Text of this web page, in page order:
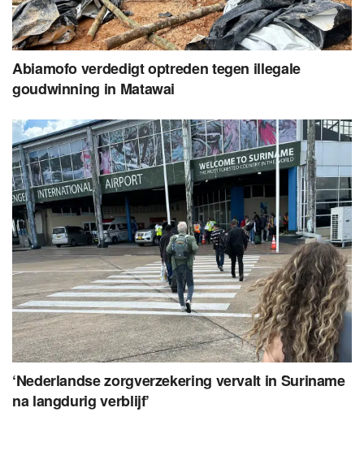
Abiamofo verdedigt optreden tegen illegale
goudwinning in Matawai
‘Nederlandse zorgverzekering vervalt in Suriname
na langdurig verblijf’